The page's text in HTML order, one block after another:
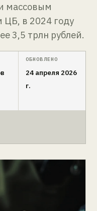
массовым
в 2024 году
3,5 трлн рублей.
ОБНОВЛЕНО
24 апреля 2026
г.